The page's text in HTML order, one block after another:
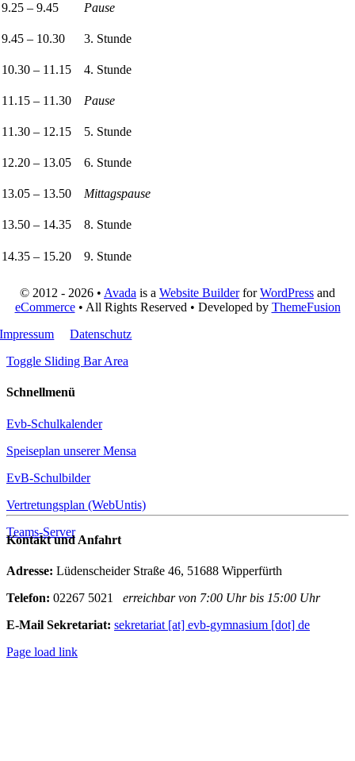
9.25 – 9.45 Pause
9.45 – 10.30 3. Stunde
10.30 – 11.15 4. Stunde
11.15 – 11.30 Pause
11.30 – 12.15 5. Stunde
12.20 – 13.05 6. Stunde
13.05 – 13.50 Mittagspause
13.50 – 14.35 8. Stunde
14.35 – 15.20 9. Stunde
© 2012 - 2026 • Avada is a Website BuilderforWordPress and
eCommerce• All Rights Reserved • Developed by ThemeFusion
Impressum
Datenschutz
Toggle Sliding Bar Area
Schnellmenü
Evb-Schulkalender
Speiseplan unserer Mensa
EvB-Schulbilder
Vertretungsplan (WebUntis)
Teams-Server
Kontakt und Anfahrt
Adresse: Lüdenscheider Straße 46, 51688 Wipperfürth
Telefon: 02267 5021 erreichbar von 7:00 Uhr bis 15:00 Uhr
E-Mail Sekretariat: sekretariat [at] evb-gymnasium [dot] de
Page load link